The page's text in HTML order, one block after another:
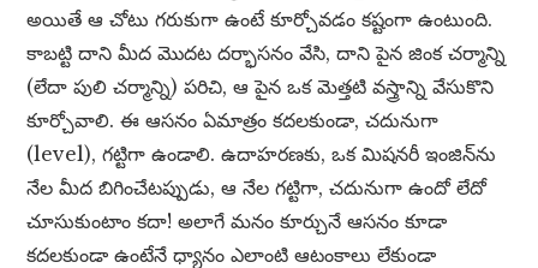
అయితే ఆ చోటు గరుకుగా ఉంటే కూర్చోవడం కష్టంగా ఉంటుంది.
కాబట్టి దాని మీద మొదట దర్భాసనం వేసి, దాని పైన జింక చర్మాన్ని
(లేదా పులి చర్మాన్ని) పరిచి, ఆ పైన ఒక మెత్తటి వస్త్రాన్ని వేసుకొని
కూర్చోవాలి. ఈ ఆసనం ఏమాత్రం కదలకుండా, చదునుగా
(level), గట్టిగా ఉండాలి. ఉదాహరణకు, ఒక మిషనరీ ఇంజిన్‌ను
నేల మీద బిగించేటప్పుడు, ఆ నేల గట్టిగా, చదునుగా ఉందో లేదో
చూసుకుంటాం కదా! అలాగే మనం కూర్చునే ఆసనం కూడా
కదలకుండా ఉంటేనే ధ్యానం ఎలాంటి ఆటంకాలు లేకుండా